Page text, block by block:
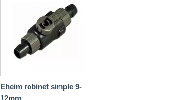
Eheim robinet simple 9-
12mm